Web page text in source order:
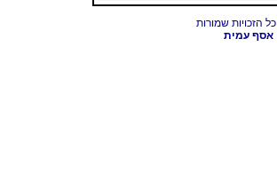
אסף עמית